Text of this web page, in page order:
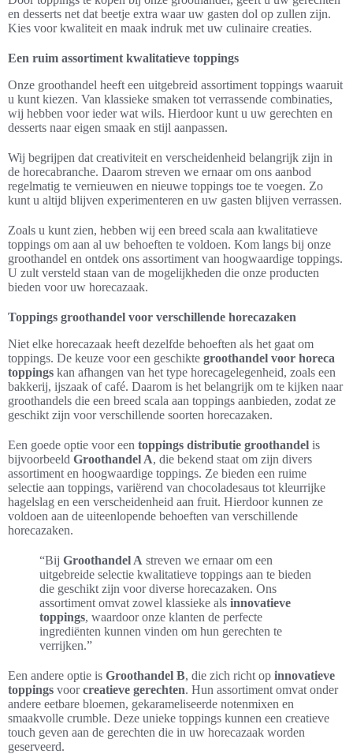
en desserts net dat beetje extra waar uw gasten dol op zullen zijn.
Kies voor kwaliteit en maak indruk met uw culinaire creaties.
Een ruim assortiment kwalitatieve toppings
Onze groothandel heeft een uitgebreid assortiment toppings waaruit
u kunt kiezen. Van klassieke smaken tot verrassende combinaties,
wij hebben voor ieder wat wils. Hierdoor kunt u uw gerechten en
desserts naar eigen smaak en stijl aanpassen.
Wij begrijpen dat creativiteit en verscheidenheid belangrijk zijn in
de horecabranche. Daarom streven we ernaar om ons aanbod
regelmatig te vernieuwen en nieuwe toppings toe te voegen. Zo
kunt u altijd blijven experimenteren en uw gasten blijven verrassen.
Zoals u kunt zien, hebben wij een breed scala aan kwalitatieve
toppings om aan al uw behoeften te voldoen. Kom langs bij onze
groothandel en ontdek ons assortiment van hoogwaardige toppings.
U zult versteld staan van de mogelijkheden die onze producten
bieden voor uw horecazaak.
Toppings groothandel voor verschillende horecazaken
Niet elke horecazaak heeft dezelfde behoeften als het gaat om
toppings. De keuze voor een geschikte groothandel voor horeca
toppings kan afhangen van het type horecagelegenheid, zoals een
bakkerij, ijszaak of café. Daarom is het belangrijk om te kijken naar
groothandels die een breed scala aan toppings aanbieden, zodat ze
geschikt zijn voor verschillende soorten horecazaken.
Een goede optie voor een toppings distributie groothandel is
bijvoorbeeld Groothandel A, die bekend staat om zijn divers
assortiment en hoogwaardige toppings. Ze bieden een ruime
selectie aan toppings, variërend van chocoladesaus tot kleurrijke
hagelslag en een verscheidenheid aan fruit. Hierdoor kunnen ze
voldoen aan de uiteenlopende behoeften van verschillende
horecazaken.
“Bij Groothandel A streven we ernaar om een
uitgebreide selectie kwalitatieve toppings aan te bieden
die geschikt zijn voor diverse horecazaken. Ons
assortiment omvat zowel klassieke als innovatieve
toppings, waardoor onze klanten de perfecte
ingrediënten kunnen vinden om hun gerechten te
verrijken.”
Een andere optie is Groothandel B, die zich richt op innovatieve
toppings voorcreatieve gerechten. Hun assortiment omvat onder
andere eetbare bloemen, gekarameliseerde notenmixen en
smaakvolle crumble. Deze unieke toppings kunnen een creatieve
touch geven aan de gerechten die in uw horecazaak worden
geserveerd.